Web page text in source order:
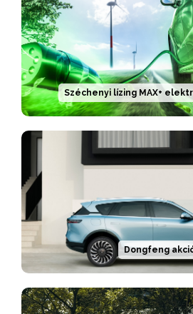
Széchenyi lízing MAX+
Dongfeng